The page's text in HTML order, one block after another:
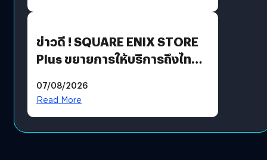
ข่าวดี ! SQUARE ENIX STORE
Plus ขยายการให้บริการถึงไทย
โดยตรง
07/08/2026
Read More